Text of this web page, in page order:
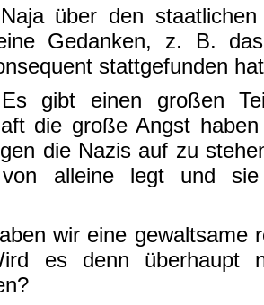
über den
Gedanken, z. B.
stattgefunden
gibt einen großen
die große Angst
die Nazis auf zu
alleine legt und sie
wir eine gewaltsame
es denn überhaupt